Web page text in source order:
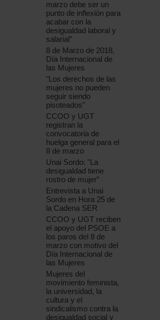
marzo debe ser un
punto de inflexión para
acabar con la
desigualdad laboral y
salarial”
8 de Marzo de 2018,
Día Internacional de
las Mujeres
"Los derechos de las
mujeres no pueden
seguir siendo
pisoteados"
CCOO y UGT
registran la
convocatoria de
huelga general para el
8 de marzo
Unai Sordo: "La
desigualdad tiene
rostro de mujer”
Entrevista a Unai
Sordo en Hora 25 de
la Cadena SER
CCOO y UGT reciben
el apoyo del PSOE a
los paros del 8 de
marzo con motivo del
Día Internacional de
las Mujeres
Mujeres del
movimiento feminista,
la universidad, la
cultura y el
sindicalismo contra la
desigualdad social y